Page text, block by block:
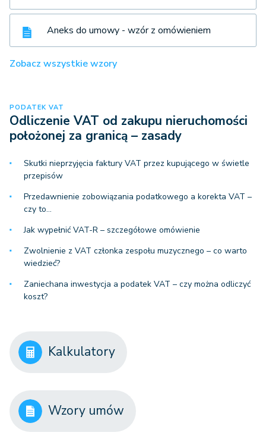
Aneks do umowy - wzór z omówieniem
Zobacz wszystkie wzory
PODATEK VAT
Odliczenie VAT od zakupu nieruchomości
położonej za granicą – zasady
Skutki nieprzyjęcia faktury VAT przez kupującego w świetle
przepisów
Przedawnienie zobowiązania podatkowego a korekta VAT –
czy to…
Jak wypełnić VAT-R – szczegółowe omówienie
Zwolnienie z VAT członka zespołu muzycznego – co warto
wiedzieć?
Zaniechana inwestycja a podatek VAT – czy można odliczyć
koszt?
Kalkulatory
Wzory umów